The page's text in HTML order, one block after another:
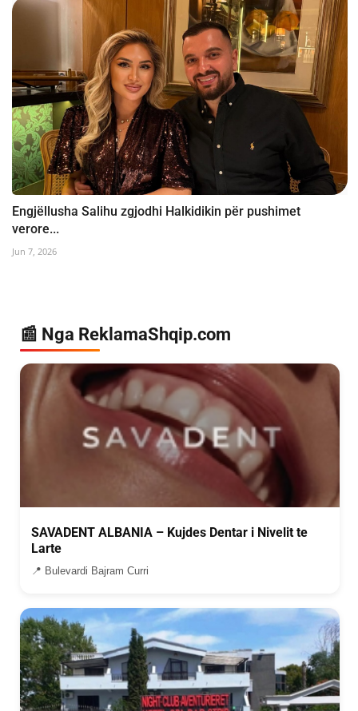
Engjëllusha Salihu zgjodhi Halkidikin për pushimet
verore...
Jun 7, 2026
📰 Nga ReklamaShqip.com
SAVADENT ALBANIA – Kujdes Dentar i Nivelit te
Larte
📍 Bulevardi Bajram Curri